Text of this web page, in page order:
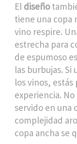
El diseño
tiene una copa
vino respire.
estrecha para
de espumoso
las burbujas. Si
los vinos,
experiencia.
servido en una
complejidad
copa ancha se